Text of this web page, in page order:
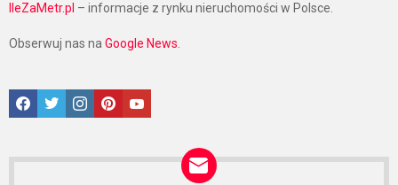
IleZaMetr.pl – informacje z rynku nieruchomości w Polsce.
Obserwuj nas na Google News
Facebook
TwitterInstagramPinterestGoogle News